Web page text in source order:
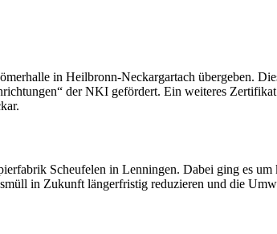
in Heilbronn-Neckargartach übergeben.
der NKI gefördert. Ein weiteres
Scheufelen in Lenningen. Dabei ging es um
in Zukunft längerfristig reduzieren und die